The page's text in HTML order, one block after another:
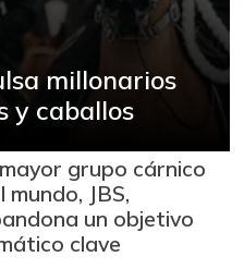
millonarios
y caballos
grupo cárnico
mundo, JBS,
un objetivo
clave